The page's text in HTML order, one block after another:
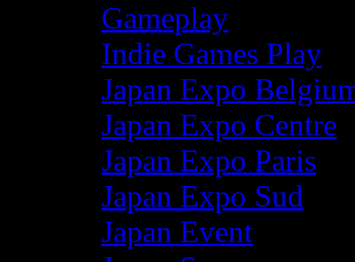
Gameplay
Indie Games Play
Japan Expo
Japan Expo Centre
Japan Expo Paris
Japan Expo Sud
Japan Event